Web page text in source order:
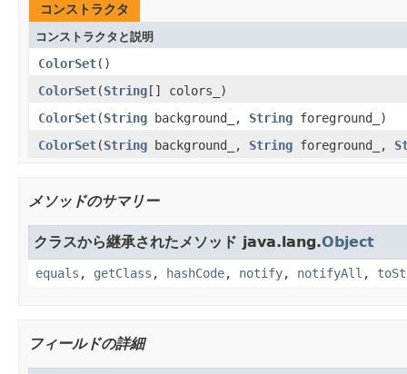
コンストラクタ
コンストラクタと説明
ColorSet()
ColorSet(String[] colors_)
ColorSet(String background_, String foreground_)
ColorSet(String background_, String foreground_,
メソッドのサマリー
クラスから継承されたメソッド java.lang.Object
equals , getClass , hashCode, notify, notifyAll ,
フィールドの詳細